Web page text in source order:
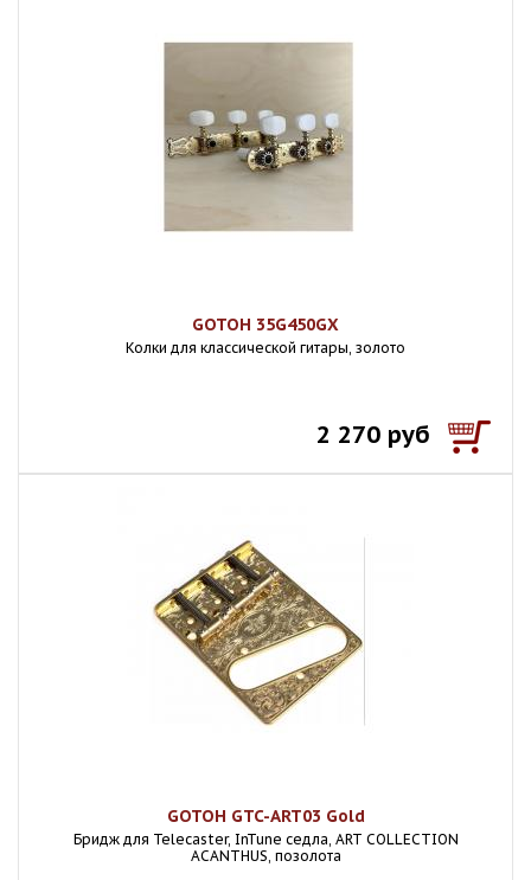
GOTOH 35G450GX
Колки для классической гитары, золото
2 270 руб
GOTOH GTC-ART03 Gold
Бридж для Telecaster, InTune седла, ART COLLECTION
ACANTHUS, позолота